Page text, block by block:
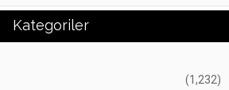
Kategoriler
(1,232)